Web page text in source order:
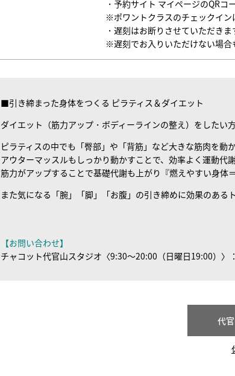
・予約サイト マイページのQR
※ポワントクラスのチェックイン
・遅刻はお断りさせていただき
※遅刻でお入りいただけない場合
■引き締まった身体をつくる ピラティス＆ダイエット
ダイエット（筋力アップ・ボディーラインの整え）をしたい
ピラティスの中でも「臀部」や「背筋」など大きな筋肉を動
アウターマッスルもしっかり動かすことで、効率よく運動代
筋力がアップすることで基礎代謝も上がり『燃えやすい身体
また気になる「腕」「脚」「お腹」の引き締めに効果のある
【お問い合わせ】
チャコット代官山スタジオ〈9:30～20:00（日曜日19:00）〉
代